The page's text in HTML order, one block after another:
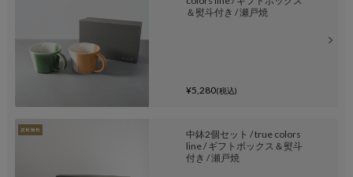
＆熨斗付き / 瀬戸焼
¥5,280(税込)
中鉢2個セット / true colors
line / ギフトボックス＆熨斗
付き / 瀬戸焼